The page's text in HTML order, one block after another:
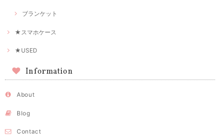
ブランケット
★スマホケース
★USED
Information
About
Blog
Contact